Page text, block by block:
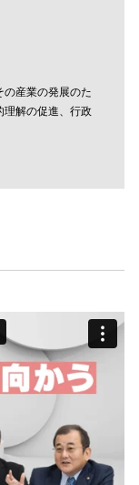
の産業の発展のた
理解の促進、行政